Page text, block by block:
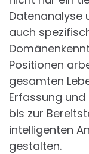
Datenanalyse
auch
Positionen
gesamten
Erfassung
bis zur
intelligenten
gestalten.